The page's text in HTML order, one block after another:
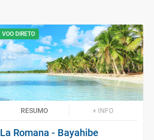
VOO DIRETO
RESUMO + INFO
La Romana - Bayahibe